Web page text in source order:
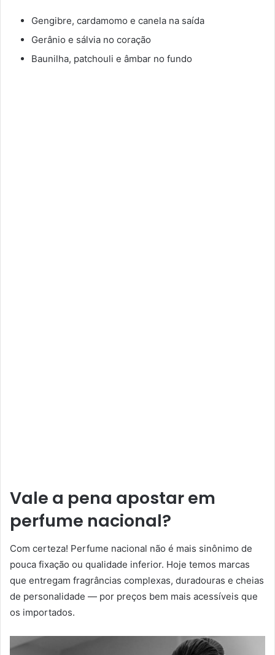
Gengibre, cardamomo e canela na saída
Gerânio e sálvia no coração
Baunilha, patchouli e âmbar no fundo
Vale a pena apostar em
perfume nacional?
Com certeza! Perfume nacional não é mais sinônimo de
pouca fixação ou qualidade inferior. Hoje temos marcas
que entregam fragrâncias complexas, duradouras e cheias
de personalidade — por preços bem mais acessíveis que
os importados.